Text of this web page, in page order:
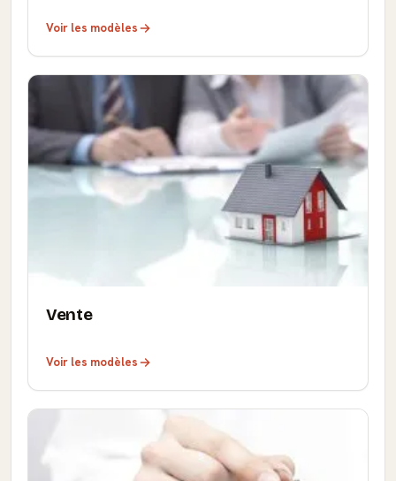
Voir les modèles
Vente
Voir les modèles